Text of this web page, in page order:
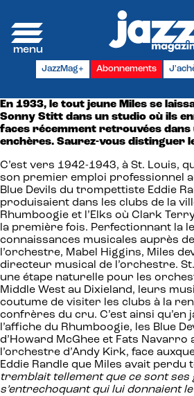
JazzMag+ Abonnements
En 1933, le tout jeune Miles se
Sonny Stitt dans un studio où ils
faces récemment retrouvées dans
enchères. Saurez-vous distinguer
C’est vers 1942-1943, à St. Louis,
son premier emploi professionnel
Blue Devils du trompettiste Eddie
produisaient dans les clubs de la
Rhumboogie et l’Elks où Clark
la première fois. Perfectionnant la
connaissances musicales auprès
l’orchestre, Mabel Higgins, Miles
directeur musical de l’orchestre.
une étape naturelle pour les
Middle West au Dixieland, leurs
coutume de visiter les clubs à la
confrères du cru. C’est ainsi qu’en
l’affiche du Rhumboogie, les Blue
d’Howard McGhee et Fats
l’orchestre d’Andy Kirk, face
Eddie Randle que Miles avait perdu
tremblait tellement que ce sont ses
s’entrechoquant qui lui donnaient